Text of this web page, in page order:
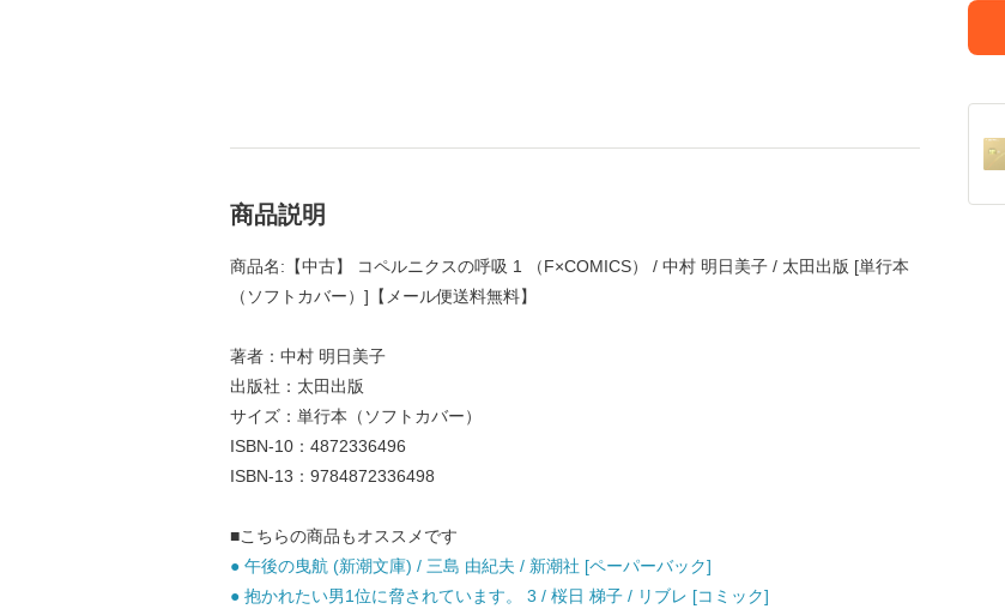
商品説明
商品名:【中古】 コペルニクスの呼吸 1 （F×COMICS） / 中村 明日美子 / 太田出版 [単行本
（ソフトカバー）]【メール便送料無料】
著者：中村 明日美子
出版社：太田出版
サイズ：単行本（ソフトカバー）
ISBN-10：4872336496
ISBN-13：9784872336498
■こちらの商品もオススメです
● 午後の曳航 (新潮文庫) / 三島 由紀夫 / 新潮社 [ペーパーバック]
● 抱かれたい男1位に脅されています。 3 / 桜日 梯子 / リブレ [コミック]